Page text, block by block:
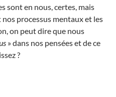
sont en nous, certes, mais
processus mentaux et les
on peut dire que nous
» dans nos pensées et de ce
?